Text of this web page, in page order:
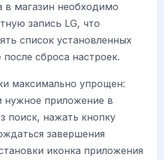
в магазин необходимо
запись LG, что
список установленных
сброса настроек.
максимально упрощен:
нужное приложение в
поиск, нажать кнопку
завершения
иконка приложения